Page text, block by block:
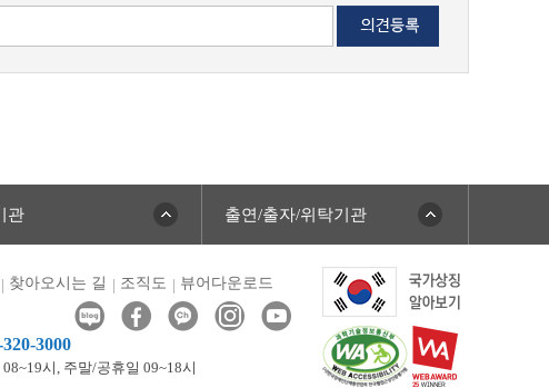
관 출연/출자/위탁기관
찾아오시는 길 조직도 뷰어다운로드
3000
시, 주말/공휴일 09~18시